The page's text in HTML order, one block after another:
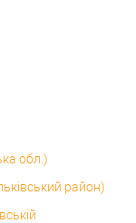
обл.)
район)